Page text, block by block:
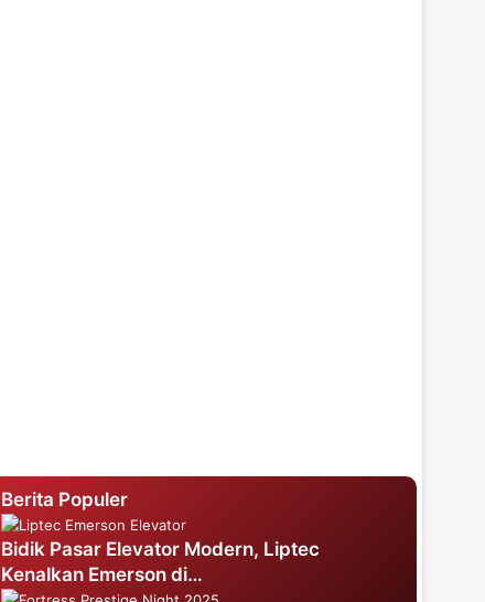
Berita Populer
Bidik Pasar Elevator Modern, Liptec
Kenalkan Emerson di…